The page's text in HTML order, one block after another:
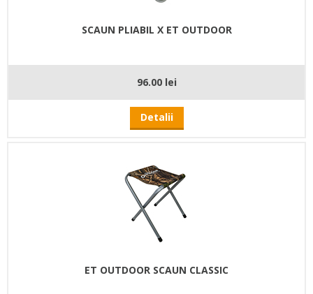
SCAUN PLIABIL X ET OUTDOOR
96.00 lei
Detalii
ET OUTDOOR SCAUN CLASSIC